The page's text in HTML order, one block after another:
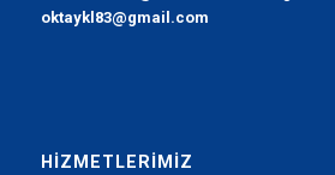
oktaykl83@gmail.com
HIZMETLERIMIZ